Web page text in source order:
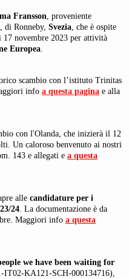
Fransson, proveniente
di Ronneby, Svezia, che è ospite
novembre 2023 per attività
Europea.
scambio con l’istituto Trinitas
info a questa pagina e alla
con l'Olanda, che inizierà il 12
Un caloroso benvenuto ai nostri
143 e allegati e a questa
alle candidature per i
24. La documentazione è da
Maggiori info a questa
we have been waiting for
IT02-KA121-SCH-000134716),